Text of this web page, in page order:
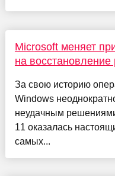
Microsoft меняет
на
За свою историю
Windows
неудачным
11 оказалась
самых...